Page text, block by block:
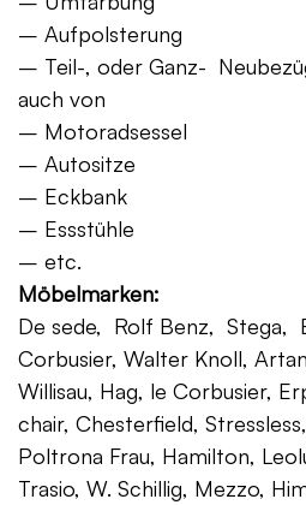
– Aufpolsterung
– Teil-, oder Ganz-
auch von
– Motoradsessel
– Autositze
– Eckbank
– Essstühle
– etc.
Möbelmarken:
De sede, Rolf Benz, Stega,
Corbusier, Walter Knoll,
Willisau, Hag, le Corbusier,
chair, Chesterfield,
Poltrona Frau, Hamilton,
Trasio, W. Schillig, Mezzo,